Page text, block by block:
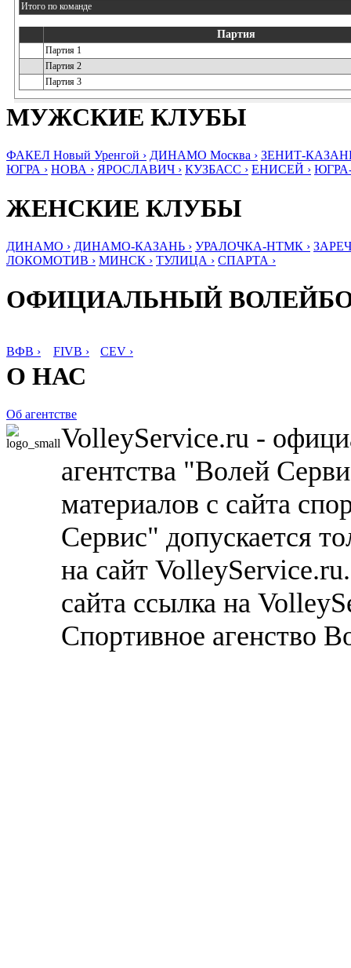
Итого по команде
Партия
Партия 1
Партия 2
Партия 3
МУЖСКИЕ КЛУБЫ
ФАКЕЛ Новый Уренгой › ДИНАМО Москва › ЗЕНИТ-
ЮГРА › НОВА › ЯРОСЛАВИЧ › КУЗБАСС › ЕНИСЕЙ ›
ЖЕНСКИЕ КЛУБЫ
ДИНАМО › ДИНАМО-КАЗАНЬ › УРАЛОЧКА-НТМК ›
ЛОКОМОТИВ › МИНСК › ТУЛИЦА › СПАРТА ›
ОФИЦИАЛЬНЫЙ
ВФВ › FIVB › CEV ›
О НАС
Об агентстве
VolleyService.ru -
агентства "Волей
материалов с сайта
Сервис" допускается
на сайт
сайта ссылка на
Спортивное агенство